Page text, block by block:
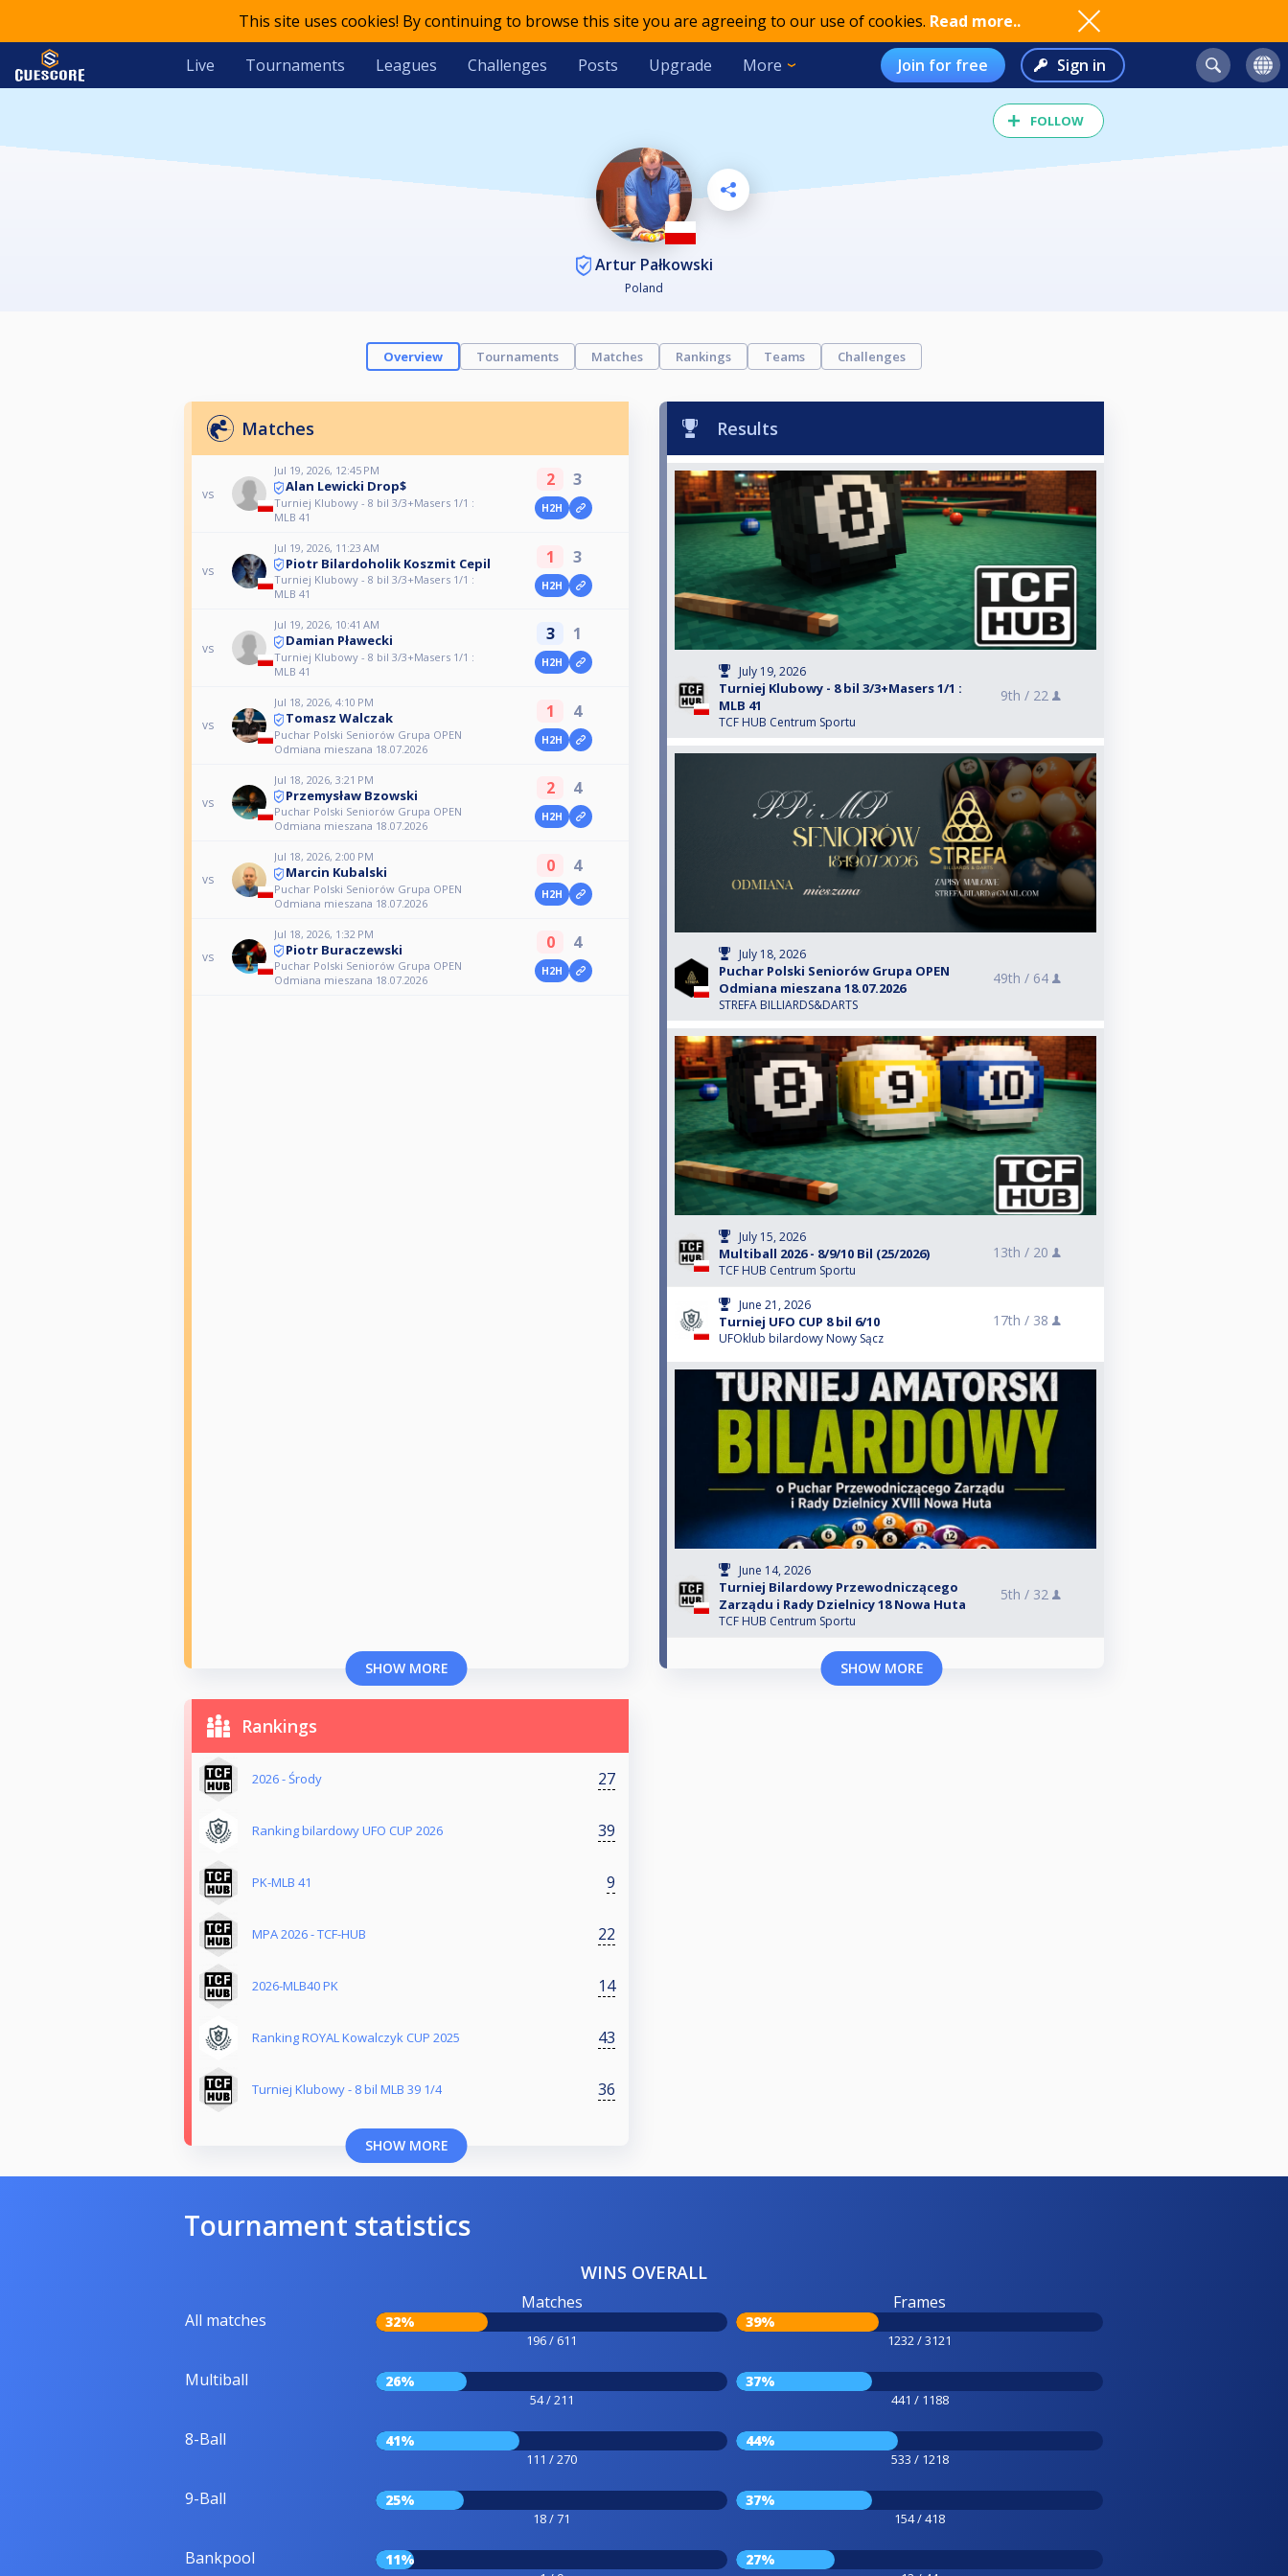
This site uses cookies! By continuing to browse this site you are agreeing to our use of cookies. Read more..
Live Tournaments Leagues Challenges Posts Upgrade More Join for free Sign in
FOLLOW
Artur Pałkowski
Poland
Overview Tournaments Matches Rankings Teams Challenges
Matches
vs
Jul 19, 2026, 12:45 PM
Alan Lewicki Drop$
Turniej Klubowy - 8 bil 3/3+Masers 1/1 :
MLB 41
2 3
H2H
vs
Jul 19, 2026, 11:23 AM
Piotr Bilardoholik Koszmit Cepil
Turniej Klubowy - 8 bil 3/3+Masers 1/1 :
MLB 41
1 3
H2H
vs
Jul 19, 2026, 10:41 AM
Damian Pławecki
Turniej Klubowy - 8 bil 3/3+Masers 1/1 :
MLB 41
3 1
H2H
vs
Jul 18, 2026, 4:10 PM
Tomasz Walczak
Puchar Polski Seniorów Grupa OPEN
Odmiana mieszana 18.07.2026
1 4
H2H
vs
Jul 18, 2026, 3:21 PM
Przemysław Bzowski
Puchar Polski Seniorów Grupa OPEN
Odmiana mieszana 18.07.2026
2 4
H2H
vs
Jul 18, 2026, 2:00 PM
Marcin Kubalski
Puchar Polski Seniorów Grupa OPEN
Odmiana mieszana 18.07.2026
0 4
H2H
vs
Jul 18, 2026, 1:32 PM
Piotr Buraczewski
Puchar Polski Seniorów Grupa OPEN
Odmiana mieszana 18.07.2026
0 4
H2H
SHOW MORE
Results
July 19, 2026
Turniej Klubowy - 8 bil 3/3+Masers 1/1 :
MLB 41
TCF HUB Centrum Sportu
9th / 22
July 18, 2026
Puchar Polski Seniorów Grupa OPEN
Odmiana mieszana 18.07.2026
STREFA BILLIARDS&DARTS
49th / 64
July 15, 2026
Multiball 2026 - 8/9/10 Bil (25/2026)
TCF HUB Centrum Sportu
13th / 20
June 21, 2026
Turniej UFO CUP 8 bil 6/10
UFOklub bilardowy Nowy Sącz
17th / 38
June 14, 2026
Turniej Bilardowy Przewodniczącego
Zarządu i Rady Dzielnicy 18 Nowa Huta
TCF HUB Centrum Sportu
5th / 32
SHOW MORE
Rankings
2026 - Środy 27
Ranking bilardowy UFO CUP 2026 39
PK-MLB 41 9
MPA 2026 - TCF-HUB 22
2026-MLB40 PK 14
Ranking ROYAL Kowalczyk CUP 2025 43
Turniej Klubowy - 8 bil MLB 39 1/4 36
SHOW MORE
Tournament statistics
WINS OVERALL
All matches
Matches
32%
196 / 611
Frames
39%
1232 / 3121
Multiball 26%
54 / 211
37%
441 / 1188
8-Ball 41%
111 / 270
44%
533 / 1218
9-Ball 25%
18 / 71
37%
154 / 418
Bankpool 11% 27%